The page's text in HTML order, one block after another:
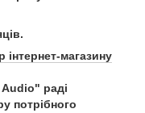
інтернет-магазину
раді
потрібного